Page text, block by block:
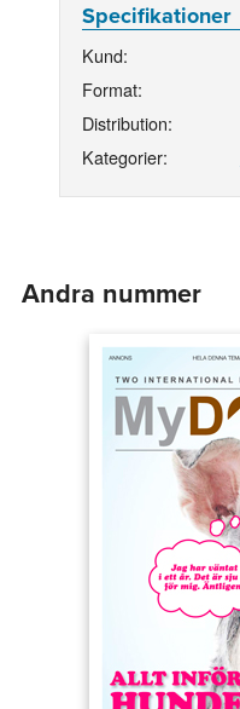
Specifikationer
Kund:
Format:
Distribution:
Kategorier:
Andra nummer